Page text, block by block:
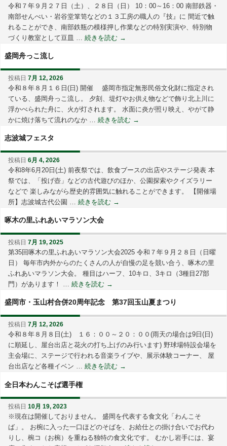
令和７年９月２７日（土）、２８日（日） 10：00～16：00 南部鉄器・
南部せんべい・岩谷堂箪笥などの１３工房の職人の『技』に 間近で触
れることができ、南部鉄瓶の模様押し作業などの特別実演や、特別物
づくり教室として豆皿 …続きを読む →
盛岡舟っこ流し
投稿日7月 12, 2026
令和８年８月１６日(日) 開催 盛岡市指定無形民俗文化財に指定され
ている、盛岡舟っこ流し。 夕刻、堤灯やお供え物などで飾り北上川に
浮かべられた舟に、火が灯されます。 水面に炎が照り映え、やがて静
かに焼け落ちて流れのなか …続きを読む →
志波城フェスタ
投稿日6月 4, 2026
令和8年6月20日(土) 前夜祭では、飲食ブースの出店やステージ発表 本
祭では、「投げ壺」などの古代遊びのほか、公園探索やクイズラリー
などで 楽しみながら歴史的雰囲気に触れることができます。 【開催場
所】志波城古代公園 …続きを読む →
啄木の里ふれあいマラソン大会
投稿日7月 19, 2025
第35回啄木の里ふれあいマラソン大会2025 令和７年９月２８日（日曜
日） 毎年市内外からのたくさんの人が自慢の足を競い合う、啄木の里
ふれあいマラソン大会。 種目はハーフ、10キロ、3キロ（3種目27部
門）があります！ …続きを読む →
盛岡市・玉山村合併20周年記念 第37回玉山夏まつり
投稿日7月 12, 2026
令和８年８月８日(土) １６：００～２０：００(雨天の場合は9日(日)
に順延し、屋台出店と花火の打ち上げのみ行います) 野球場特設会場を
主会場に、ステージで行われる音楽ライブや、展示体験コーナー、 屋
台出店など各種イベン …続きを読む →
全日本わんこそば選手権
投稿日10月 19, 2023
※現在は開催しておりません。 盛岡を代表する食文化「わんこそ
ば」。 お椀に入った一口ほどのそばを、お給仕との掛け合いでお代わ
りし、椀コ（お椀）を重ねる独特の食文化です。 むかし岩手には、宴